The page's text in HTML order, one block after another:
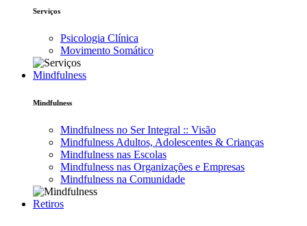
Serviços
Psicologia Clínica
Movimento Somático
Mindfulness
Mindfulness
Mindfulness no Ser Integral :: Visão
Mindfulness Adultos, Adolescentes & Crianças
Mindfulness nas Escolas
Mindfulness nas Organizações e Empresas
Mindfulness na Comunidade
Retiros